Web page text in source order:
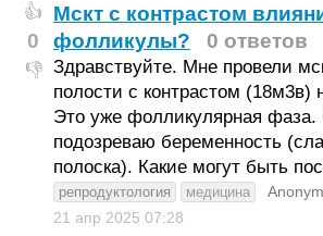
👍
0
👎
Мскт с контрастом
фолликулы?
0 ответов
Здравствуйте. Мне провели
полости с контрастом (18м3в)
Это уже фолликулярная фаза.
подозреваю беременность
полоска). Какие могут быть
репродуктология медицина
21 апр 2025 07:28